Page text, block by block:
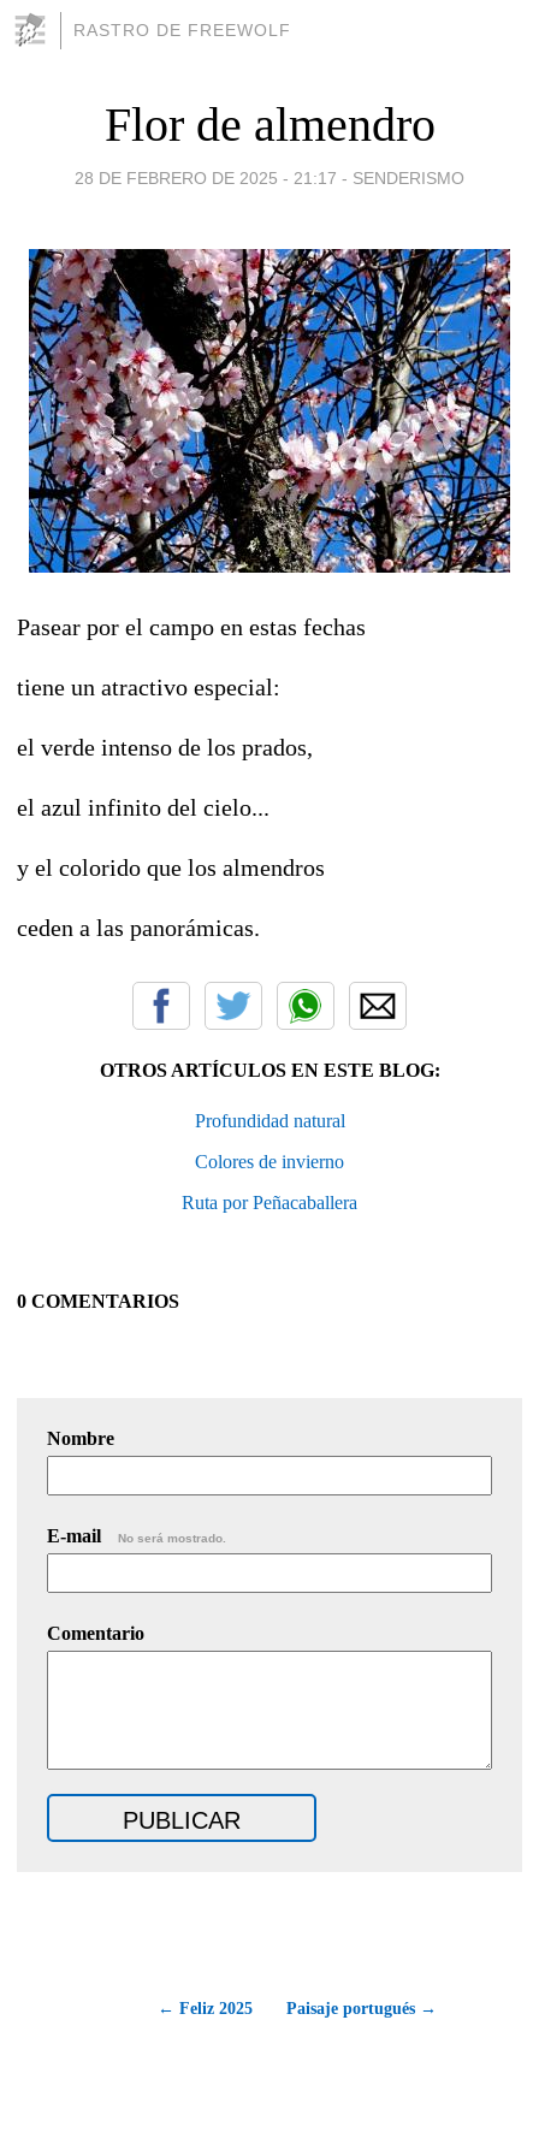
RASTRO DE FREEWOLF
Flor de almendro
28 DE FEBRERO DE 2025 - 21:17 - SENDERISMO
Pasear por el campo en estas fechas
tiene un atractivo especial:
el verde intenso de los prados,
el azul infinito del cielo...
y el colorido que los almendros
ceden a las panorámicas.
OTROS ARTÍCULOS EN ESTE BLOG:
Profundidad natural
Colores de invierno
Ruta por Peñacaballera
0 COMENTARIOS
Nombre
E-mail No será mostrado.
Comentario
← Feliz 2025 Paisaje portugués →